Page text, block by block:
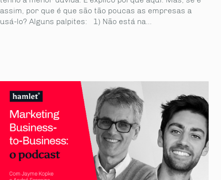
assim, por que é que são tão poucas as empresas a
usá-lo? Alguns palpites: 1) Não está na...